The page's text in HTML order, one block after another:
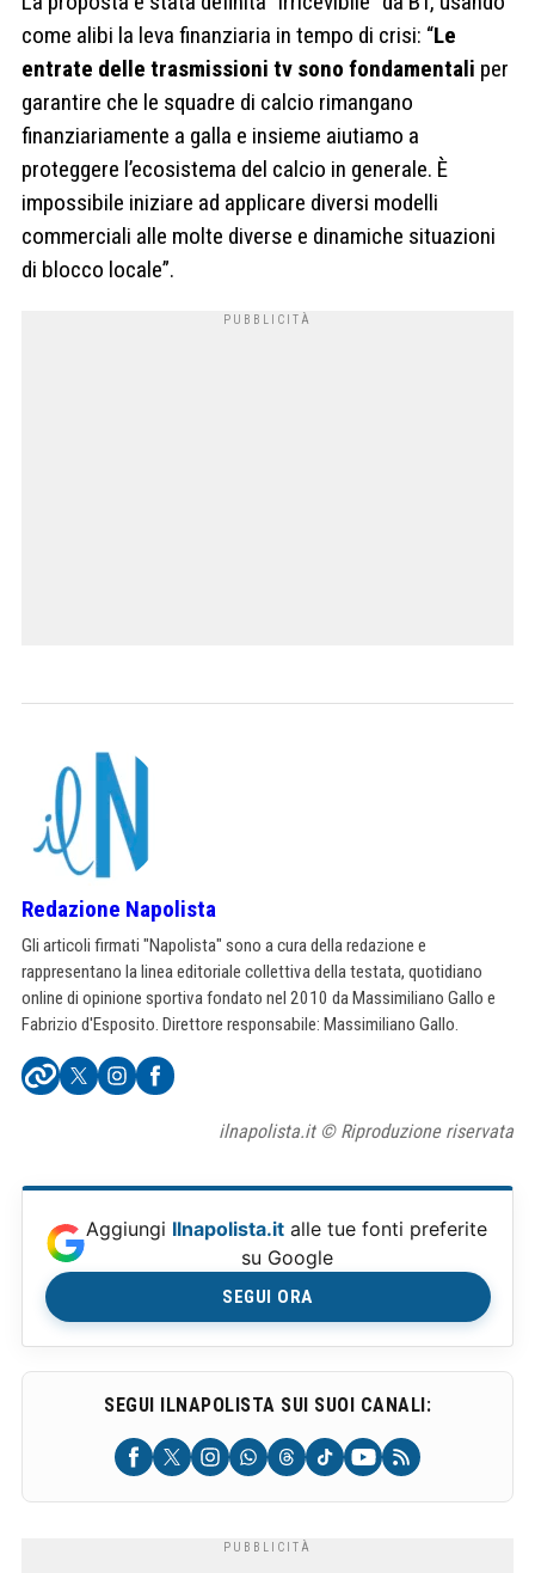
come alibi la leva finanziaria in tempo di crisi: “Le
entrate delle trasmissioni tv sono fondamentali per
garantire che le squadre di calcio rimangano
finanziariamente a galla e insieme aiutiamo a
proteggere l’ecosistema del calcio in generale. È
impossibile iniziare ad applicare diversi modelli
commerciali alle molte diverse e dinamiche situazioni
di blocco locale”.
Redazione Napolista
Gli articoli firmati "Napolista" sono a cura della redazione e
rappresentano la linea editoriale collettiva della testata, quotidiano
online di opinione sportiva fondato nel 2010 da Massimiliano Gallo e
Fabrizio d'Esposito. Direttore responsabile: Massimiliano Gallo.
ilnapolista.it © Riproduzione riservata
Aggiungi Ilnapolista.it alle tue fonti preferite
su Google
SEGUI ORA
SEGUI ILNAPOLISTA SUI SUOI CANALI: